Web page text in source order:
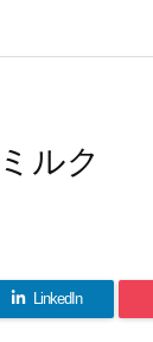
ルク
LinkedIn